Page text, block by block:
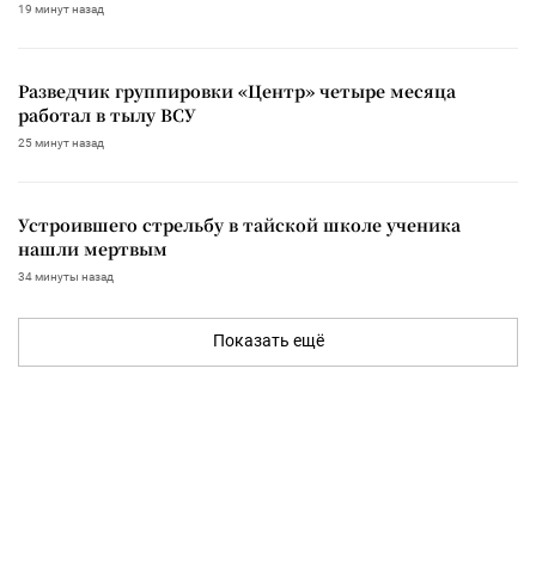
19 минут назад
Разведчик группировки «Центр» четыре месяца
работал в тылу ВСУ
25 минут назад
Устроившего стрельбу в тайской школе ученика
нашли мертвым
34 минуты назад
Показать ещё